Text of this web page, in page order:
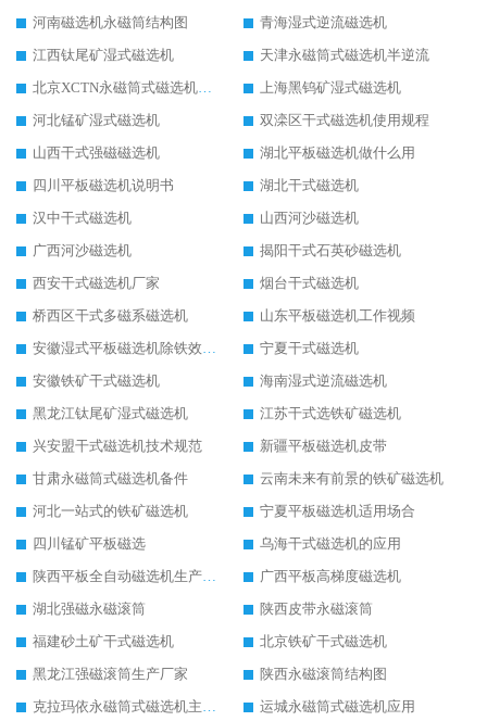
河南磁选机永磁筒结构图
青海湿式逆流磁选机
江西钛尾矿湿式磁选机
天津永磁筒式磁选机半逆流
北京XCTN永磁筒式磁选机磁块位置
上海黑钨矿湿式磁选机
河北锰矿湿式磁选机
双滦区干式磁选机使用规程
山西干式强磁磁选机
湖北平板磁选机做什么用
四川平板磁选机说明书
湖北干式磁选机
汉中干式磁选机
山西河沙磁选机
广西河沙磁选机
揭阳干式石英砂磁选机
西安干式磁选机厂家
烟台干式磁选机
桥西区干式多磁系磁选机
山东平板磁选机工作视频
安徽湿式平板磁选机除铁效果怎么样
宁夏干式磁选机
安徽铁矿干式磁选机
海南湿式逆流磁选机
黑龙江钛尾矿湿式磁选机
江苏干式选铁矿磁选机
兴安盟干式磁选机技术规范
新疆平板磁选机皮带
甘肃永磁筒式磁选机备件
云南未来有前景的铁矿磁选机
河北一站式的铁矿磁选机
宁夏平板磁选机适用场合
四川锰矿平板磁选
乌海干式磁选机的应用
陕西平板全自动磁选机生产厂家
广西平板高梯度磁选机
湖北强磁永磁滚筒
陕西皮带永磁滚筒
福建砂土矿干式磁选机
北京铁矿干式磁选机
黑龙江强磁滚筒生产厂家
陕西永磁滚筒结构图
克拉玛依永磁筒式磁选机主要技术参数
运城永磁筒式磁选机应用